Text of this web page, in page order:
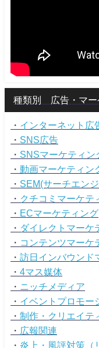
種類別 広告・マー
・ インターネット広
・ SNS広告
・ SNSマーケティン
・ 動画マーケティン
・ SEM(サーチエンジ
・ クチコミマーケテ
・ ECマーケティング
・ ダイレクトマーケ
・ コンテンツマーケ
・ 訪日インバウンド
・ 4マス媒体
・ ニッチメディア
・ イベントプロモー
・ 制作・クリエイテ
・ 広報関連
・ 炎上・風評対策（